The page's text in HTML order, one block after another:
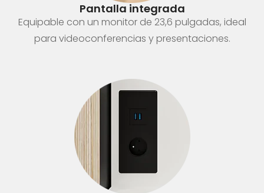
Pantalla integrada
Equipable con un monitor de 23,6 pulgadas, ideal
para videoconferencias y presentaciones.